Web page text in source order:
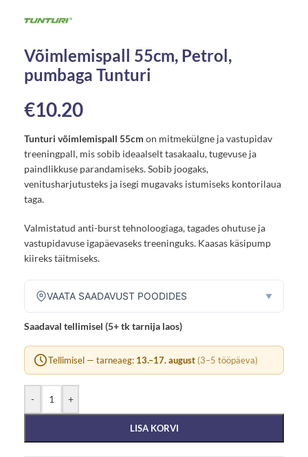
Võimlemispall 55cm, Petrol,
pumbaga Tunturi
€10.20
Tunturi võimlemispall 55cm on mitmekülgne ja vastupidav
treeningpall, mis sobib ideaalselt tasakaalu, tugevuse ja
paindlikkuse parandamiseks. Sobib joogaks,
venitusharjutusteks ja isegi mugavaks istumiseks kontorilaua
taga.
Valmistatud anti-burst tehnoloogiaga, tagades ohutuse ja
vastupidavuse igapäevaseks treeninguks. Kaasas käsipump
kiireks täitmiseks.
VAATA SAADAVUST POODIDES ▼
Saadaval tellimisel (5+ tk tarnija laos)
Tellimisel — tarneaeg: 13.–17. august (3–5 tööpäeva)
- +
LISA KORVI